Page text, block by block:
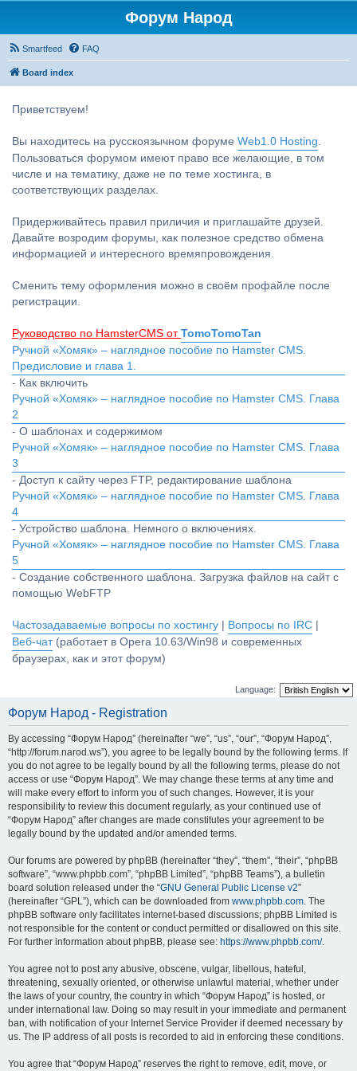
Форум Народ
Smartfeed FAQ
Board index
Приветствуем!
Вы находитесь на русскоязычном форуме Web1.0 Hosting.
Пользоваться форумом имеют право все желающие, в том
числе и на тематику, даже не по теме хостинга, в
соответствующих разделах.
Придерживайтесь правил приличия и приглашайте друзей.
Давайте возродим форумы, как полезное средство обмена
информацией и интересного времяпровождения.
Сменить тему оформления можно в своём профайле после
регистрации.
Руководство по HamsterCMS от TomoTomoTan
Ручной «Хомяк» – наглядное пособие по Hamster CMS.
Предисловие и глава 1.
- Как включить
Ручной «Хомяк» – наглядное пособие по Hamster CMS. Глава
2
- О шаблонах и содержимом
Ручной «Хомяк» – наглядное пособие по Hamster CMS. Глава
3
- Доступ к сайту через FTP, редактирование шаблона
Ручной «Хомяк» – наглядное пособие по Hamster CMS. Глава
4
- Устройство шаблона. Немного о включениях.
Ручной «Хомяк» – наглядное пособие по Hamster CMS. Глава
5
- Создание собственного шаблона. Загрузка файлов на сайт с
помощью WebFTP
Частозадаваемые вопросы по хостингу Вопросы по IRC
Веб-чат(работает в Opera 10.63/Win98 и современных
браузерах, как и этот форум)
Language:
Форум Народ - Registration
By accessing “Форум Народ” (hereinafter “we”, “us”, “our”, “Форум Народ”,
“http://forum.narod.ws”), you agree to be legally bound by the following terms. If
you do not agree to be legally bound by all the following terms, please do not
access or use “Форум Народ”. We may change these terms at any time and
will make every effort to inform you of such changes. However, it is your
responsibility to review this document regularly, as your continued use of
“Форум Народ” after changes are made constitutes your agreement to be
legally bound by the updated and/or amended terms.
Our forums are powered by phpBB (hereinafter “they”, “them”, “their”, “phpBB
software”, “www.phpbb.com”, “phpBB Limited”, “phpBB Teams”), a bulletin
board solution released under the “GNU General Public License v2”
(hereinafter “GPL”), which can be downloaded from www.phpbb.com. The
phpBB software only facilitates internet-based discussions; phpBB Limited is
not responsible for the content or conduct permitted or disallowed on this site.
For further information about phpBB, please see: https://www.phpbb.com/.
You agree not to post any abusive, obscene, vulgar, libellous, hateful,
threatening, sexually oriented, or otherwise unlawful material, whether under
the laws of your country, the country in which “Форум Народ” is hosted, or
under international law. Doing so may result in your immediate and permanent
ban, with notification of your Internet Service Provider if deemed necessary by
us. The IP address of all posts is recorded to aid in enforcing these conditions.
You agree that “Форум Народ” reserves the right to remove, edit, move, or